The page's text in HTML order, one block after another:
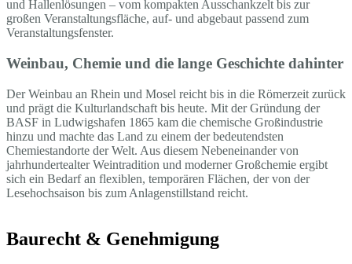
und Hallenlösungen – vom kompakten Ausschankzelt bis zur
großen Veranstaltungsfläche, auf- und abgebaut passend zum
Veranstaltungsfenster.
Weinbau, Chemie und die lange Geschichte dahinter
Der Weinbau an Rhein und Mosel reicht bis in die Römerzeit zurück
und prägt die Kulturlandschaft bis heute. Mit der Gründung der
BASF in Ludwigshafen 1865 kam die chemische Großindustrie
hinzu und machte das Land zu einem der bedeutendsten
Chemiestandorte der Welt. Aus diesem Nebeneinander von
jahrhundertealter Weintradition und moderner Großchemie ergibt
sich ein Bedarf an flexiblen, temporären Flächen, der von der
Lesehochsaison bis zum Anlagenstillstand reicht.
Baurecht & Genehmigung